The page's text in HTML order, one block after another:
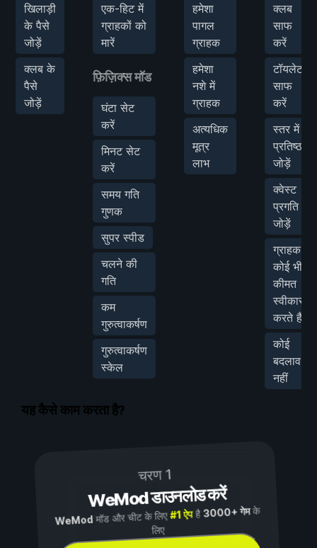
खिलाड़ी
के पैसे
जोड़ें
क्लब के
पैसे
जोड़ें
एक-हिट में
ग्राहकों को
मारें
फ़िज़िक्स मॉड
घंटा सेट
करें
मिनट सेट
करें
समय गति
गुणक
सुपर स्पीड
चलने की
गति
कम
गुरुत्वाकर्षण
गुरुत्वाकर्षण
स्केल
हमेशा
पागल
ग्राहक
हमेशा
नशे में
ग्राहक
अत्यधिक
मूत्र
लाभ
क्लब
साफ
करें
टॉयलेट
साफ
करें
स्तर में
प्रतिष्ठा
जोड़ें
क्वेस्ट
प्रगति
जोड़ें
ग्राहक
कोई भी
कीमत
स्वीकार
करते हैं
कोई
बदलाव
नहीं
यह कैसे काम करता है?
चरण 1
WeMod डाउनलोड करें
WeMod मॉड और चीट के लिए#1 ऐपहै3000+ गेमके
लिए